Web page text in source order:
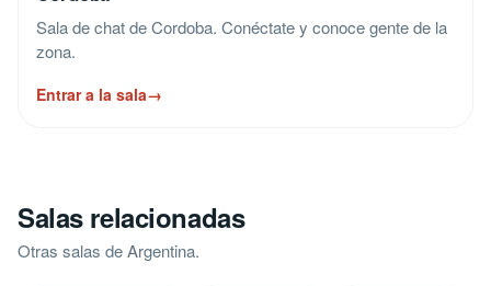
Sala de chat de Cordoba. Conéctate y conoce gente de la
zona.
Entrar a la sala→
Salas relacionadas
Otras salas de Argentina.